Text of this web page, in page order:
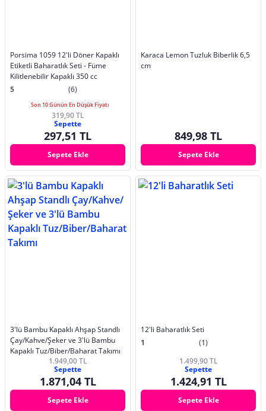
Porsima 1059 12'li Döner Kapaklı
Etiketli Baharatlık Seti - Füme
Kilitlenebilir Kapaklı 350 cc
5
(6)
Son 10 Günün En Düşük Fiyatı
319,90 TL
Sepette
297,51 TL
Sepete Ekle
Karaca Lemon Tuzluk Biberlik 6,5
cm
849,98 TL
Sepete Ekle
3'lü Bambu Kapaklı Ahşap Standlı
Çay/Kahve/Şeker ve 3'lü Bambu
Kapaklı Tuz/Biber/Baharat Takımı
1.949,00 TL
Sepette
1.871,04 TL
Sepete Ekle
12'li Baharatlık Seti
1
(1)
1.499,90 TL
Sepette
1.424,91 TL
Sepete Ekle